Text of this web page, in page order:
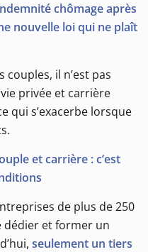
chômage après
nouvelle loi qui ne plaît
couples, il n’est pas
privée et carrière
qui s’exacerbe lorsque
et carrière : c’est
de plus de 250
dédier et former un
seulement un tiers